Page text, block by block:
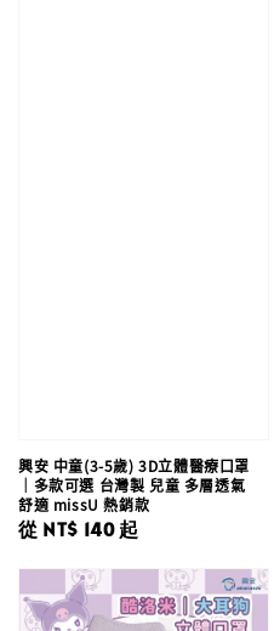
興安 中童(3-5歲) 3D立體醫療口罩
｜多款可選 台灣製 兒童 多層透氣
舒適 missU 熱銷款
Regular
從 NT$ 140起